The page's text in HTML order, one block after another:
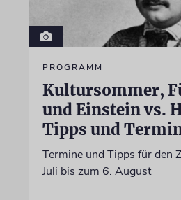
PROGRAMM
Kultursommer,
und Einstein vs.
Tipps und
Termine und Tipps für den
Juli bis zum 6. August